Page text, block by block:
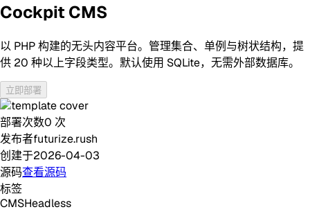
Cockpit CMS
以 PHP 构建的无头内容平台。管理集合、单例与树状结构，提
供 20 种以上字段类型。默认使用 SQLite，无需外部数据库。
立即部署
部署次数0 次
发布者futurize.rush
创建于2026-04-03
源码查看源码
标签
CMSHeadless